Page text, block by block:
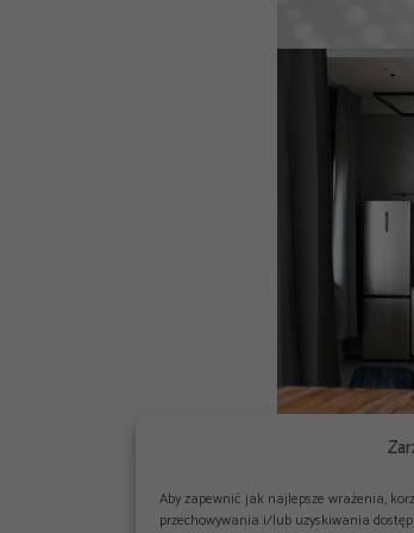
Aby zapewnić jak najlepsze wrażenia,
przechowywania i/lub uzyskiwania